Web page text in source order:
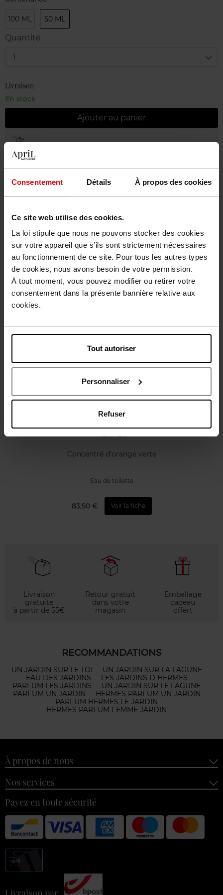
Consentement Détails À propos des cookies
Ce site web utilise des cookies.
La loi stipule que nous ne pouvons stocker des cookies
sur votre appareil que s’ils sont strictement nécessaires
au fonctionnement de ce site. Pour tous les autres types
de cookies, nous avons besoin de votre permission.
À tout moment, vous pouvez modifier ou retirer votre
consentement dans la présente bannière relative aux
cookies.
Tout autoriser
Personnaliser
Refuser
100 ML 50 ML
Quantité
1
Livraison
En stock
Ajouter au panier
Emballage cadeau offert
Description
Caractéristiques
Avis client
Vous aimerez peut-être
HERMES
Concentré d'orange verte
Eau de toilette
83,50 € Voir la fiche
Livraison
gratuite
à partir de 55€
Retour gratuit
dans votre
magasin
Emballage
cadeau
offert
RECOMMANDATIONS
UN JARDIN SUR LE TOI
UN JARDIN SUR LA LAGUNE
EAU DES JARDINS
LES JARDINS D HERMES
PARFUM LES JARDINS
UN JARDIN SUR LE LAGUNE
PARFUM UN JARDIN
HERMES PARFUM UN JARDIN
PARFUM HERMES LE JARDIN
HERMES PARFUM FEMME JARDIN
À propos de nous
Nos services
Payez en toute sécurité